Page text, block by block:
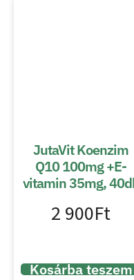
JutaVit Koenzim
Q10 100mg +E-
vitamin 35mg,
2 900Ft
Kosárba teszem